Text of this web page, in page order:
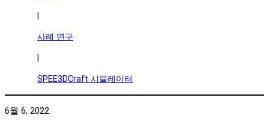
사례 연구
SPEE3DCraft 시뮬레이터
6월 6, 2022